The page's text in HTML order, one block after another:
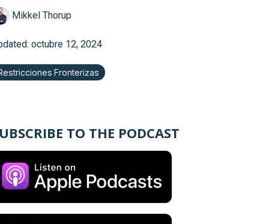
Mikkel Thorup
octubre 12, 2024
Fronterizas
TO THE PODCAST